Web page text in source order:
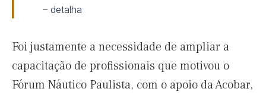
– detalha
Foi justamente a necessidade de ampliar a
capacitação de profissionais que motivou o
Fórum Náutico Paulista, com o apoio da Acobar,